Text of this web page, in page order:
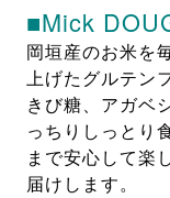
■Mick
岡垣産のお米を
上げたグルテン
きび糖、アガベ
っちりしっとり
まで安心して楽
届けします。